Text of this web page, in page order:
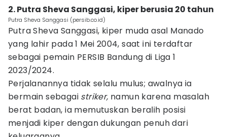
2. Putra Sheva Sanggasi, kiper berusia 20 tahun
Putra Sheva Sanggasi (persib.co.id)
Putra Sheva Sanggasi, kiper muda asal Manado
yang lahir pada 1 Mei 2004, saat ini terdaftar
sebagai pemain PERSIB Bandung di Liga 1
2023/2024.
Perjalanannya tidak selalu mulus; awalnya ia
bermain sebagai striker, namun karena masalah
berat badan, ia memutuskan beralih posisi
menjadi kiper dengan dukungan penuh dari